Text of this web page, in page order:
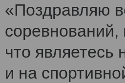
«Поздравляю
соревнований,
что
и на